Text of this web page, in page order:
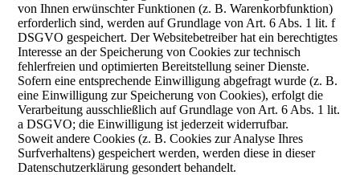
von Ihnen erwünschter Funktionen (z. B. Warenkorbfunktion)
erforderlich sind, werden auf Grundlage von Art. 6 Abs. 1 lit. f
DSGVO gespeichert. Der Websitebetreiber hat ein berechtigtes
Interesse an der Speicherung von Cookies zur technisch
fehlerfreien und optimierten Bereitstellung seiner Dienste.
Sofern eine entsprechende Einwilligung abgefragt wurde (z. B.
eine Einwilligung zur Speicherung von Cookies), erfolgt die
Verarbeitung ausschließlich auf Grundlage von Art. 6 Abs. 1 lit.
a DSGVO; die Einwilligung ist jederzeit widerrufbar.
Soweit andere Cookies (z. B. Cookies zur Analyse Ihres
Surfverhaltens) gespeichert werden, werden diese in dieser
Datenschutzerklärung gesondert behandelt.